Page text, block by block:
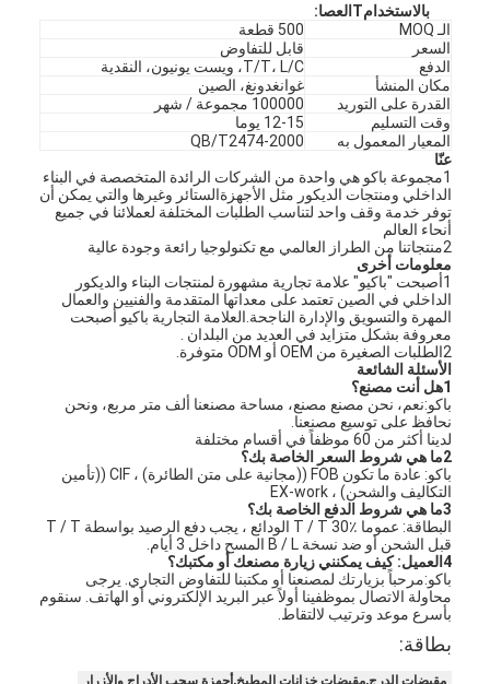
المنزل
المنتجات
فيديوهات
حولنا
بالاستخدامT العصا:
الـ MOQ
500 قطعة
السعر
قابل للتفاوض
الدفع
T/T، L/C، ويست يونيون، النقدية
مكان المنشأ
غوانغدونغ، الصين
القدرة على التوريد
100000 مجموعة / شهر
وقت التسليم
12-15 يوما
المعيار المعمول به
QB/T2474-2000
عنّا
1مجموعة باكو هي واحدة من الشركات الرائدة المتخصصة في البناء
الداخلي ومنتجات الديكور مثل الأجهزةالستائر وغيرها والتي يمكن أن
توفر خدمة وقف واحد لتناسب الطلبات المختلفة لعملائنا في جميع
أنحاء العالم
2منتجاتنا من الطراز العالمي مع تكنولوجيا رائعة وجودة عالية
معلومات أخرى
1أصبحت "باكيو" علامة تجارية مشهورة لمنتجات البناء والديكور
الداخلي في الصين تعتمد على معداتها المتقدمة والفنيين والعمال
المهرة والتسويق والإدارة الناجحة.العلامة التجارية باكيو أصبحت
معروفة بشكل متزايد في العديد من البلدان .
2الطلبات الصغيرة من OEM أو ODM متوفرة.
الأسئلة الشائعة
1هل أنت مصنع؟
باكو:نعم، نحن مصنع مصنع، مساحة مصنعنا ألف متر مربع، ونحن
نحافظ على توسيع مصنعنا.
لدينا أكثر من 60 موظفاً في أقسام مختلفة
2ما هي شروط السعر الخاصة بك؟
باكو: عادة ما تكون FOB ((مجانية على متن الطائرة) ، CIF ((تأمين
التكاليف والشحن) ، EX-work
3ما هي شروط الدفع الخاصة بك؟
البطاقة: عموما T / T 30٪ الودائع ، يجب دفع الرصيد بواسطة T / T
قبل الشحن أو ضد نسخة B / L المسح داخل 3 أيام.
4العميل: كيف يمكنني زيارة مصنعك أو مكتبك؟
باكو:مرحباً بزيارتك لمصنعنا أو مكتبنا للتفاوض التجاري. يرجى
محاولة الاتصال بموظفينا أولاً عبر البريد الإلكتروني أو الهاتف. سنقوم
بأسرع موعد وترتيب لالتقاط.
بطاقة:
مقبضات الدرج,مقبضات خزانات المطبخ,أجهزة سحب الأدراج والأزرار